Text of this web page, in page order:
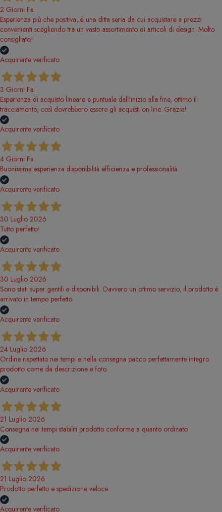
2 Giorni Fa
Esperienza più che positiva, è una ditta seria da cui acquistare a prezzi
convenienti scegliendo tra un vasto assortimento di articoli di design. Molto
consigliato!
Acquirente verificato
3 Giorni Fa
Esperienza di acquisto lineare e puntuale dall'inizio alla fine, ottimo il
tracciamento, così dovrebbero essere gli acquisti on line. Grazie!
Acquirente verificato
4 Giorni Fa
Buonissima esperienza disponibilità efficienza e professionalità
Acquirente verificato
30 Luglio 2026
Tutto perfetto!
Acquirente verificato
30 Luglio 2026
Sono stati super gentili e disponibili. Davvero un ottimo servizio, il prodotto è
arrivato in tempo perfetto
Acquirente verificato
24 Luglio 2026
Ordine rispettato nei tempi e nella consegna pacco perfettamente integro
prodotto come da descrizione e foto.
Acquirente verificato
21 Luglio 2026
Consegna nei tempi stabiliti prodotto conforme a quanto ordinato
Acquirente verificato
21 Luglio 2026
Prodotto perfetto e spedizione veloce
Acquirente verificato